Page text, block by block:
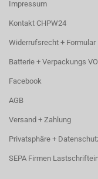
Impressum
Kontakt CHPW24
Widerrufsrecht + Formular
Batterie + Verpackungs VO
Facebook
AGB
Versand + Zahlung
Privatsphäre +
SEPA Firmen